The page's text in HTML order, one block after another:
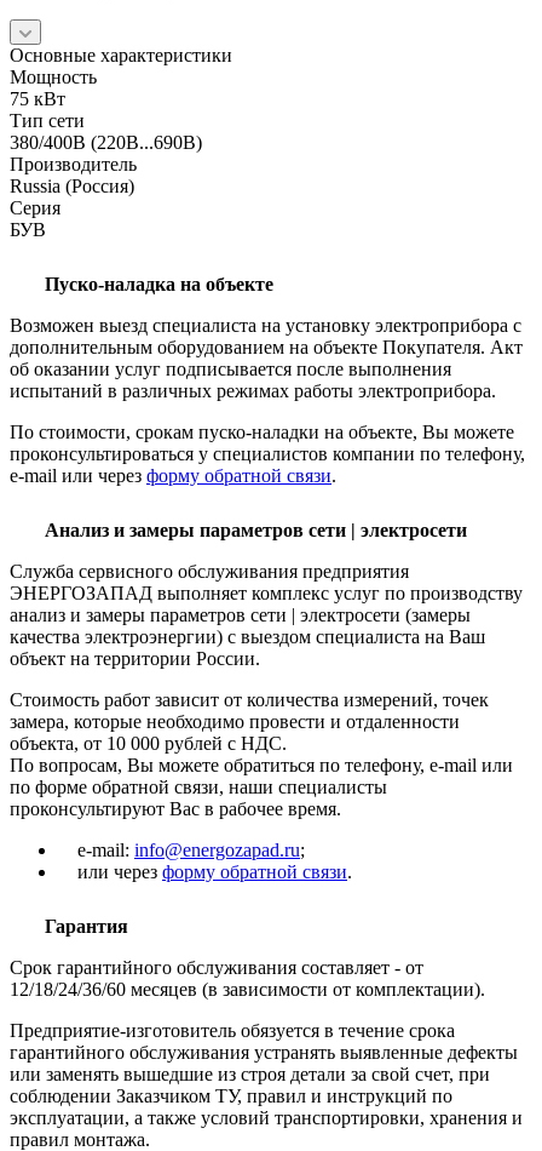
Основные характеристики
Мощность
75 кВт
Тип сети
380/400В (220В...690В)
Производитель
Russia (Россия)
Серия
БУВ
Пуско-наладка на объекте
Возможен выезд специалиста на установку электроприбора с
дополнительным оборудованием на объекте Покупателя. Акт
об оказании услуг подписывается после выполнения
испытаний в различных режимах работы электроприбора.
По стоимости, срокам пуско-наладки на объекте, Вы можете
проконсультироваться у специалистов компании по телефону,
e-mail или через форму обратной связи.
Анализ и замеры параметров сети | электросети
Служба сервисного обслуживания предприятия
ЭНЕРГОЗАПАД выполняет комплекс услуг по производству
анализ и замеры параметров сети | электросети (замеры
качества электроэнергии) с выездом специалиста на Ваш
объект на территории России.
Стоимость работ зависит от количества измерений, точек
замера, которые необходимо провести и отдаленности
объекта, от 10 000 рублей с НДС.
По вопросам, Вы можете обратиться по телефону, e-mail или
по форме обратной связи, наши специалисты
проконсультируют Вас в рабочее время.
e-mail: info@energozapad.ru;
или через форму обратной связи.
Гарантия
Срок гарантийного обслуживания составляет - от
12/18/24/36/60 месяцев (в зависимости от комплектации).
Предприятие-изготовитель обязуется в течение срока
гарантийного обслуживания устранять выявленные дефекты
или заменять вышедшие из строя детали за свой счет, при
соблюдении Заказчиком ТУ, правил и инструкций по
эксплуатации, а также условий транспортировки, хранения и
правил монтажа.